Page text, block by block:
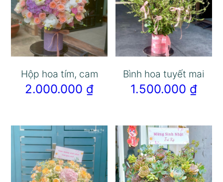
Hộp hoa tím, cam
2.000.000 ₫
Bình hoa tuyết mai
1.500.000 ₫